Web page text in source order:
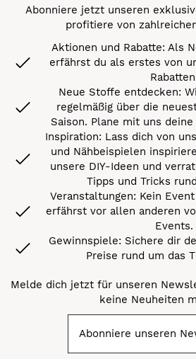
Abonniere jetzt unseren
profitiere von
Aktionen und Rabatte: Als
erfährst du als erstes von
Neue Stoffe entdecken:
regelmäßig über die
Saison. Plane mit uns
Inspiration: Lass dich von
und Nähbeispielen
unsere DIY-Ideen und
Tipps und Tricks
Veranstaltungen: Kein
erfährst vor allen anderen
Events.
Gewinnspiele: Sichere dir
Preise rund um das
Melde dich jetzt für unseren
keine Neuheiten
Abonniere unseren